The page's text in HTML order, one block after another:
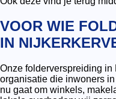
VOOR WIE
IN
Onze folderverspreiding
organisatie die inwoners
nu gaat om winkels,